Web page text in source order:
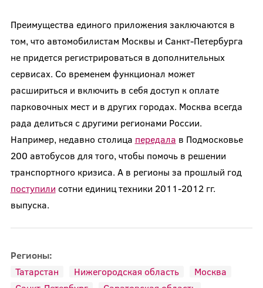
Преимущества единого приложения заключаются в
том, что автомобилистам Москвы и Санкт-Петербурга
не придется регистрироваться в дополнительных
сервисах. Со временем функционал может
расшириться и включить в себя доступ к оплате
парковочных мест и в других городах. Москва всегда
рада делиться с другими регионами России.
Например, недавно столица передала в Подмосковье
200 автобусов для того, чтобы помочь в решении
транспортного кризиса. А в регионы за прошлый год
поступили сотни единиц техники 2011-2012 гг.
выпуска.
Регионы:
Татарстан
Нижегородская область
Москва